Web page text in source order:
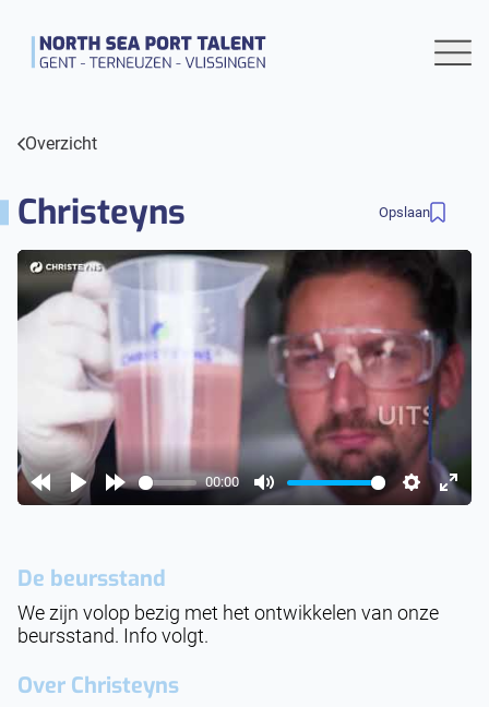
Overzicht
Christeyns Opslaan
RewindPlayForward
00:00
Mute Settings
Enter
De beursstand
We zijn volop bezig met het ontwikkelen van onze
beursstand. Info volgt.
Over Christeyns